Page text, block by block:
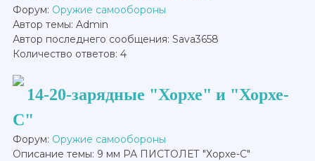
Форум: Оружие самообороны
Автор темы: Admin
Автор последнего сообщения: Sava3658
Количество ответов: 4
14-20-зарядные "Хорхе" и "Хорхе-
С"
Форум: Оружие самообороны
Описание темы: 9 мм РА ПИСТОЛЕТ "Хорхе-С"